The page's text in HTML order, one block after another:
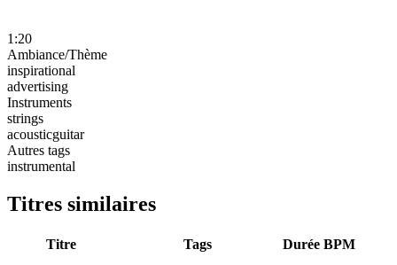
1:20
Ambiance/Thème
inspirational
advertising
Instruments
strings
acousticguitar
Autres tags
instrumental
Titres similaires
Titre Tags Durée BPM